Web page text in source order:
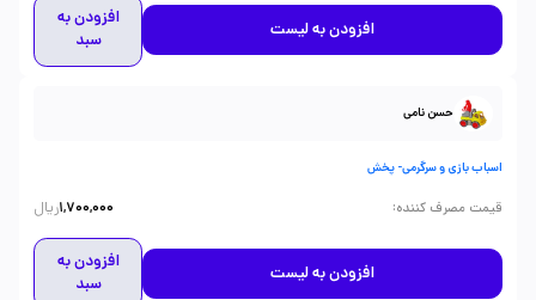
افزودن به لیست
افزودن به
سبد
حسن نامی
اسباب بازی و سرگرمی- پخش
قیمت مصرف کننده:
1,700,000ریال
افزودن به لیست
افزودن به
سبد